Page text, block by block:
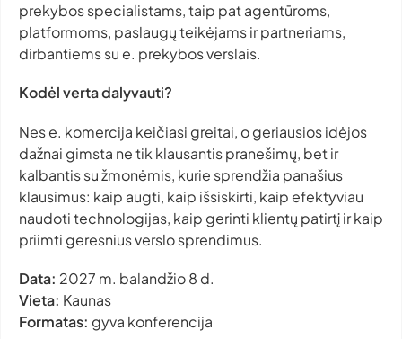
prekybos specialistams, taip pat agentūroms,
platformoms, paslaugų teikėjams ir partneriams,
dirbantiems su e. prekybos verslais.
Kodėl verta dalyvauti?
Nes e. komercija keičiasi greitai, o geriausios idėjos
dažnai gimsta ne tik klausantis pranešimų, bet ir
kalbantis su žmonėmis, kurie sprendžia panašius
klausimus: kaip augti, kaip išsiskirti, kaip efektyviau
naudoti technologijas, kaip gerinti klientų patirtį ir kaip
priimti geresnius verslo sprendimus.
Data: 2027 m. balandžio 8 d.
Vieta: Kaunas
Formatas: gyva konferencija